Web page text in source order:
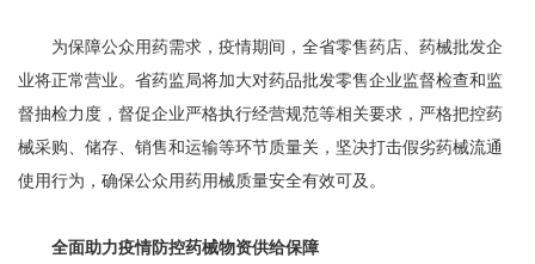
为保障公众用药需求，疫情期间，全省零售药店、药械批发企
业将正常营业。省药监局将加大对药品批发零售企业监督检查和监
督抽检力度，督促企业严格执行经营规范等相关要求，严格把控药
械采购、储存、销售和运输等环节质量关，坚决打击假劣药械流通
使用行为，确保公众用药用械质量安全有效可及。
全面助力疫情防控药械物资供给保障